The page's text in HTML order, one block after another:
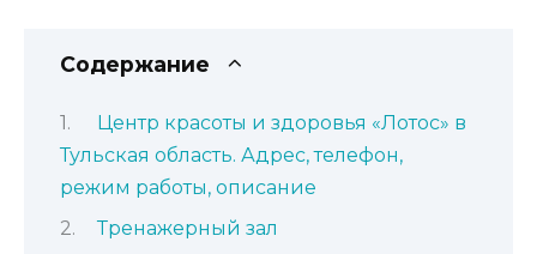
Содержание
Центр красоты и здоровья «Лотос» в
Тульская область. Адрес, телефон,
режим работы, описание
Тренажерный зал